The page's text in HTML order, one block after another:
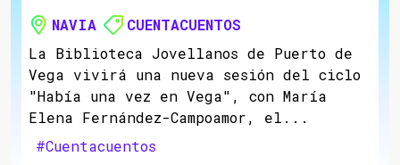
NAVIA
CUENTACUENTOS
La Biblioteca Jovellanos de Puerto de
Vega vivirá una nueva sesión del ciclo
"Había una vez en Vega", con María
Elena Fernández-Campoamor, el...
#Cuentacuentos